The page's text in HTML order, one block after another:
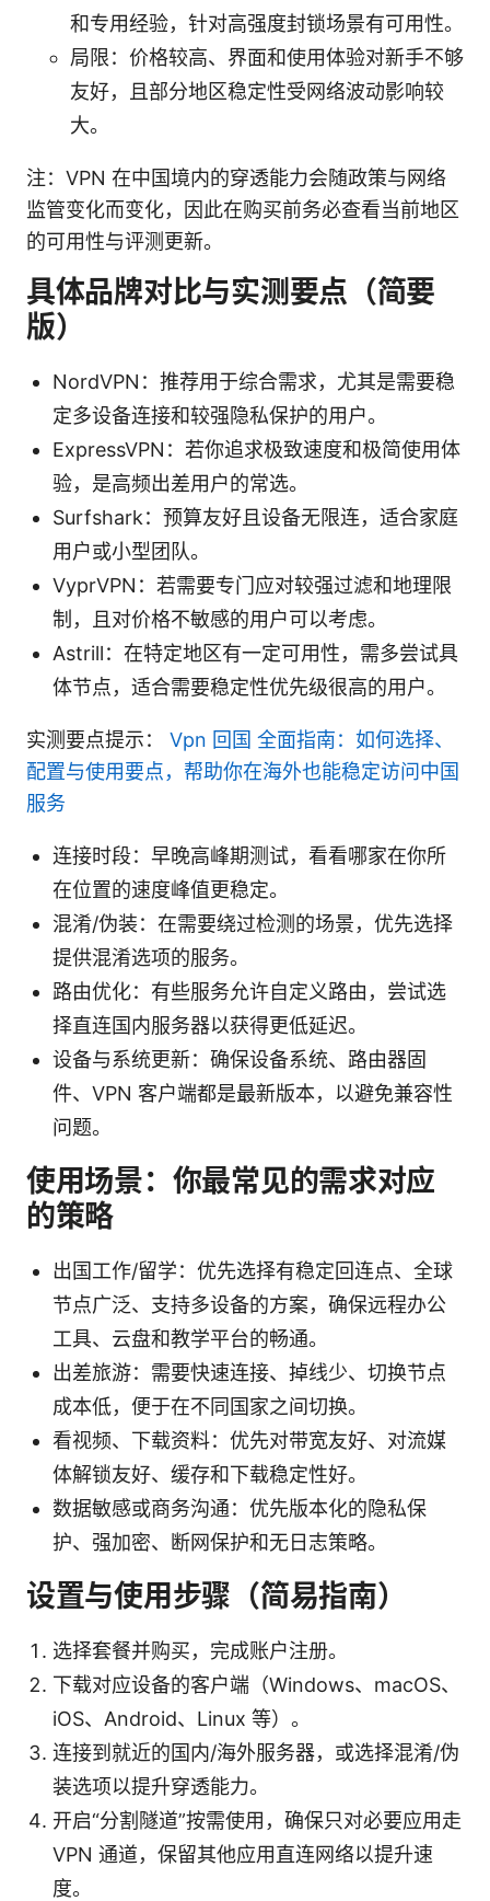
和专用经验，针对高强度封锁场景有可用性。
局限：价格较高、界面和使用体验对新手不够
友好，且部分地区稳定性受网络波动影响较
大。
注：VPN 在中国境内的穿透能力会随政策与网络
监管变化而变化，因此在购买前务必查看当前地区
的可用性与评测更新。
具体品牌对比与实测要点（简要
版）
NordVPN：推荐用于综合需求，尤其是需要稳
定多设备连接和较强隐私保护的用户。
ExpressVPN：若你追求极致速度和极简使用体
验，是高频出差用户的常选。
Surfshark：预算友好且设备无限连，适合家庭
用户或小型团队。
VyprVPN：若需要专门应对较强过滤和地理限
制，且对价格不敏感的用户可以考虑。
Astrill：在特定地区有一定可用性，需多尝试具
体节点，适合需要稳定性优先级很高的用户。
实测要点提示： Vpn 回国 全面指南：如何选择、
配置与使用要点，帮助你在海外也能稳定访问中国
服务
连接时段：早晚高峰期测试，看看哪家在你所
在位置的速度峰值更稳定。
混淆/伪装：在需要绕过检测的场景，优先选择
提供混淆选项的服务。
路由优化：有些服务允许自定义路由，尝试选
择直连国内服务器以获得更低延迟。
设备与系统更新：确保设备系统、路由器固
件、VPN 客户端都是最新版本，以避免兼容性
问题。
使用场景：你最常见的需求对应
的策略
出国工作/留学：优先选择有稳定回连点、全球
节点广泛、支持多设备的方案，确保远程办公
工具、云盘和教学平台的畅通。
出差旅游：需要快速连接、掉线少、切换节点
成本低，便于在不同国家之间切换。
看视频、下载资料：优先对带宽友好、对流媒
体解锁友好、缓存和下载稳定性好。
数据敏感或商务沟通：优先版本化的隐私保
护、强加密、断网保护和无日志策略。
设置与使用步骤（简易指南）
选择套餐并购买，完成账户注册。
下载对应设备的客户端（Windows、macOS、
iOS、Android、Linux 等）。
连接到就近的国内/海外服务器，或选择混淆/伪
装选项以提升穿透能力。
开启“分割隧道”按需使用，确保只对必要应用走
VPN 通道，保留其他应用直连网络以提升速
度。